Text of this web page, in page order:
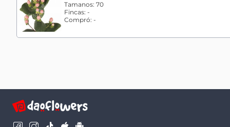
Tamanos: 70
Fincas: -
Compró: -